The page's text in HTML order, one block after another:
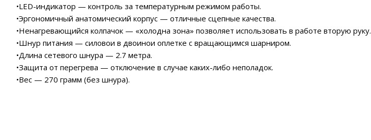
•LED-индикатор — контроль за температурным режимом работы.
•Эргономичный анатомический корпус — отличные сцепные качества.
•Ненагревающийся колпачок — «холодна зона» позволяет использовать в работе вторую руку.
•Шнур питания — силовои в двоинои оплетке с вращающимся шарниром.
•Длина сетевого шнура — 2.7 метра.
•Защита от перегрева — отключение в случае каких-либо неполадок.
•Вес — 270 грамм (без шнура).